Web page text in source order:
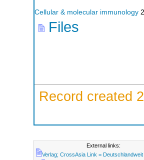
Cellular & molecular immunology
Files
Record created
External links:
Verlag; CrossAsia Link =